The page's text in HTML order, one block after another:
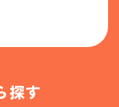
探す